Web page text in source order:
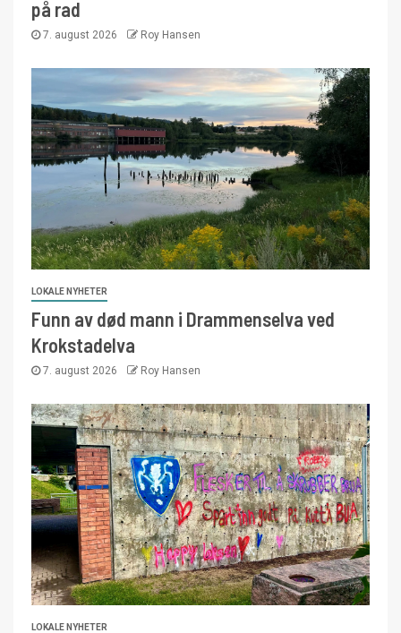
på rad
7. august 2026 Roy Hansen
LOKALE NYHETER
Funn av død mann i Drammenselva ved
Krokstadelva
7. august 2026 Roy Hansen
LOKALE NYHETER